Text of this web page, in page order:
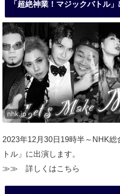
「超絶神業！マジックバトル
2023年12月30日19時半～NHK
トル」に出演します。
≫≫ 詳しくはこちら